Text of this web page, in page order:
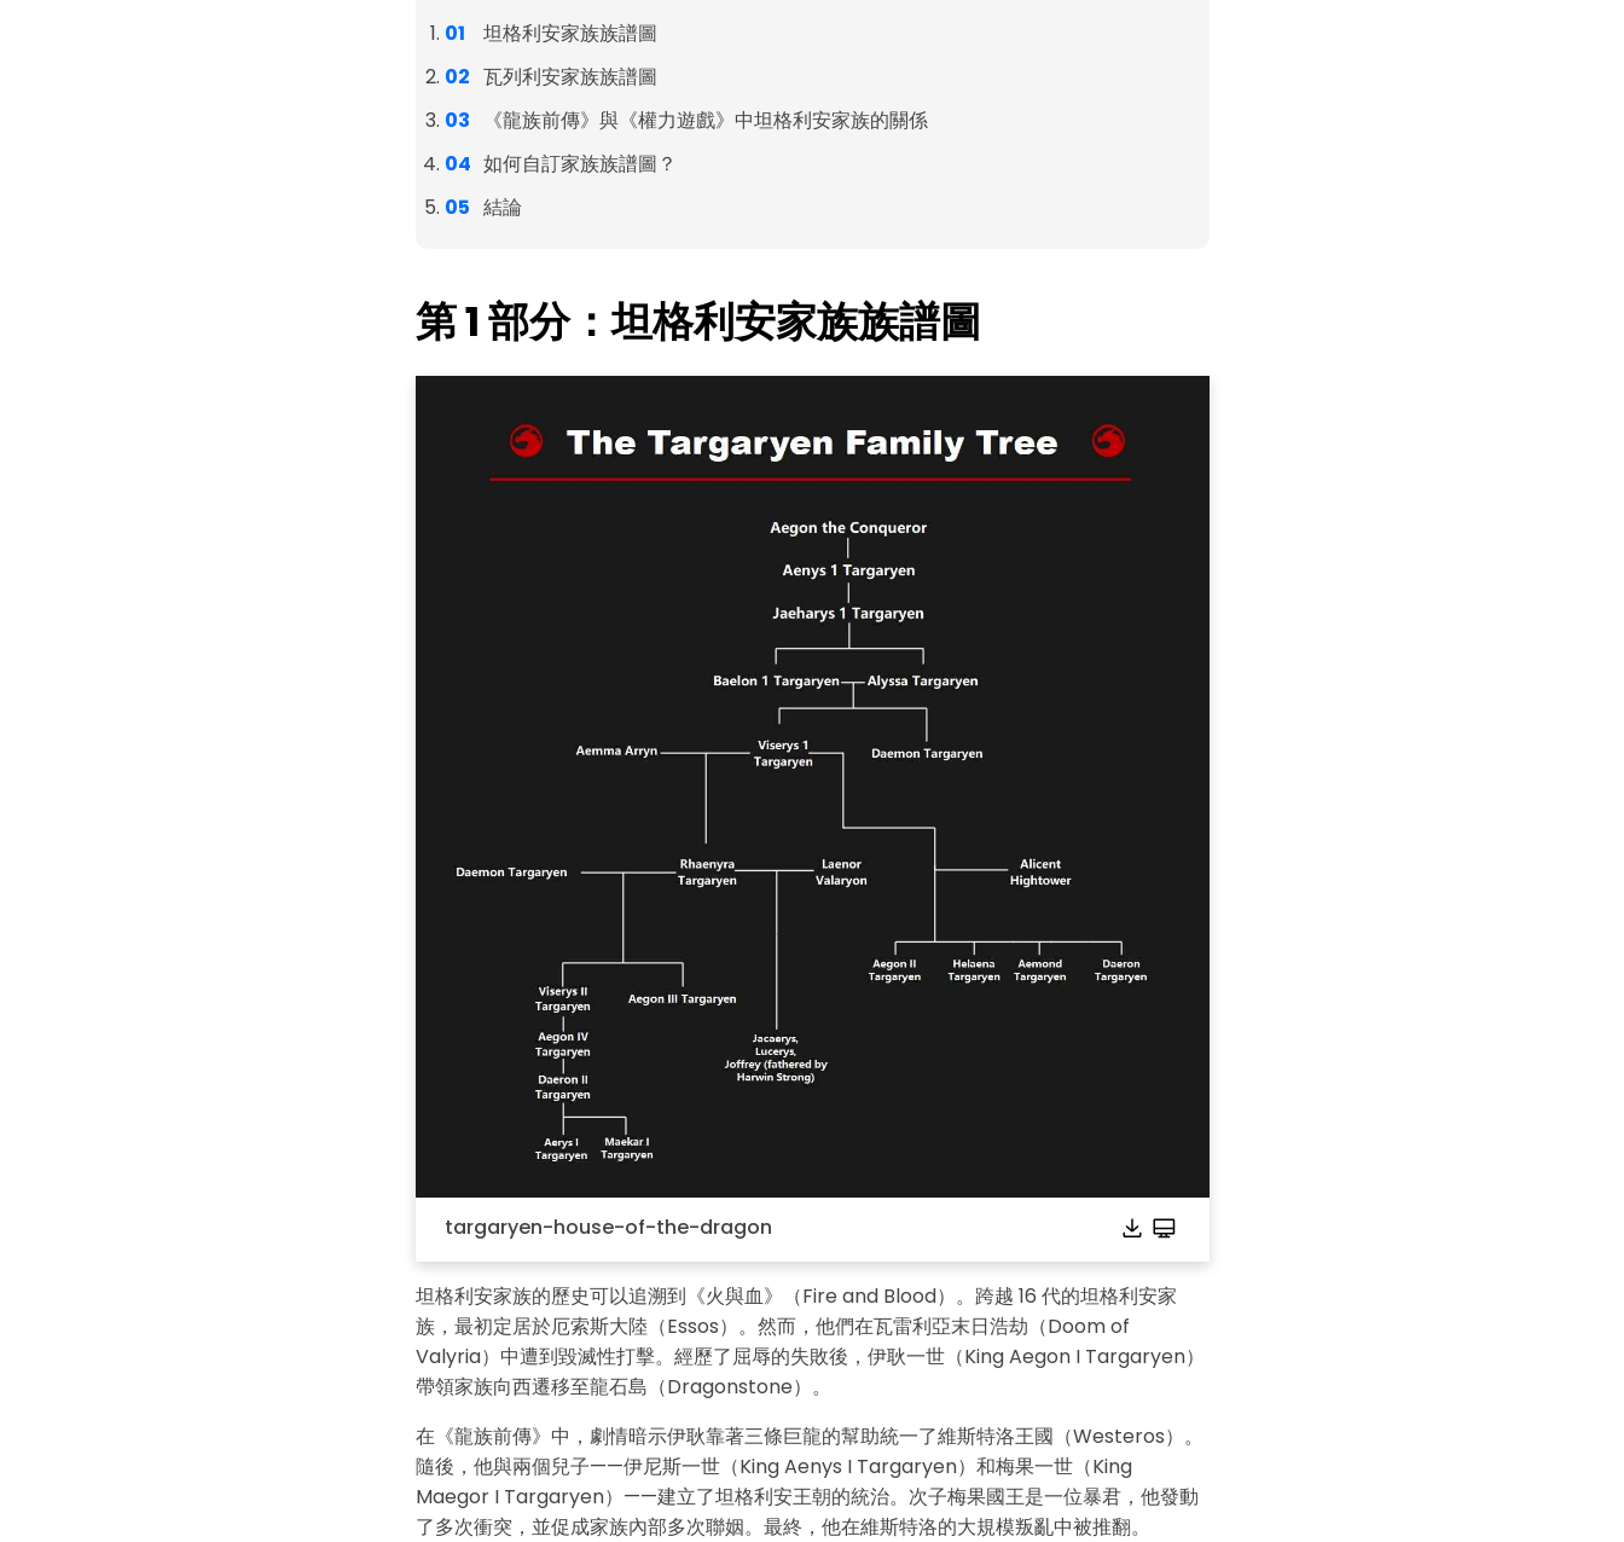
坦格利安家族族譜圖
瓦列利安家族族譜圖
《龍族前傳》與《權力遊戲》中坦格利安家族的關係
如何自訂家族族譜圖？
結論
第 1 部分：坦格利安家族族譜圖
targaryen-house-of-the-dragon
坦格利安家族的歷史可以追溯到《火與血》（Fire and Blood）。跨越 16 代的坦格利安家
族，最初定居於厄索斯大陸（Essos）。然而，他們在瓦雷利亞末日浩劫（Doom of
Valyria）中遭到毀滅性打擊。經歷了屈辱的失敗後，伊耿一世（King Aegon I Targaryen）
帶領家族向西遷移至龍石島（Dragonstone）。
在《龍族前傳》中，劇情暗示伊耿靠著三條巨龍的幫助統一了維斯特洛王國（Westeros）。
隨後，他與兩個兒子——伊尼斯一世（King Aenys I Targaryen）和梅果一世（King
Maegor I Targaryen）——建立了坦格利安王朝的統治。次子梅果國王是一位暴君，他發動
了多次衝突，並促成家族內部多次聯姻。最終，他在維斯特洛的大規模叛亂中被推翻。
Wondershare
EdrawMax
・ 提供 20,000+ 款免費範本 & 26,000+ 個專用符號
・ 內建 40 多種 AI 圖表生成器與工具
免費下載 免費綫上試用